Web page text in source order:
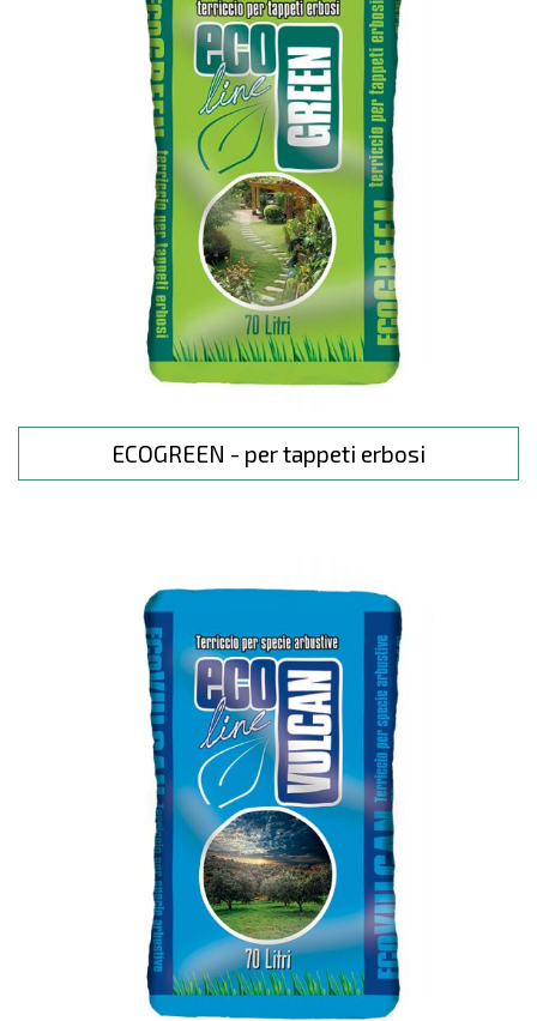
ECOGREEN - per tappeti erbosi